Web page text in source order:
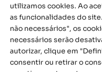
utilizamos cookies. Ao
as funcionalidades do
não necessários", os
necessários serão
autorizar, clique em
consentir ou retirar o
Calendário de Eventos
Informativo
Contato